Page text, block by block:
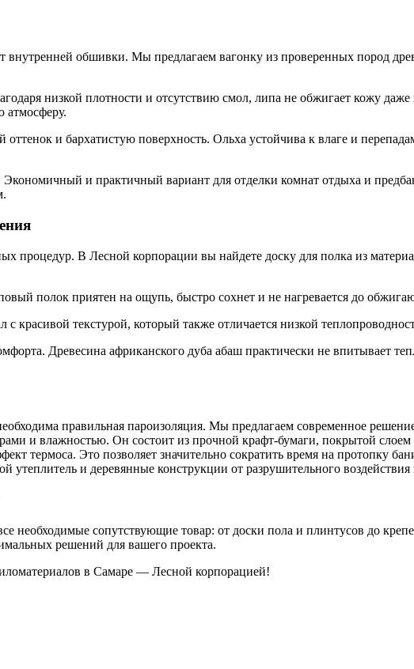
обшивки. Мы предлагаем вагонку из проверенных пород
низкой плотности и отсутствию смол, липа не обжигает кожу
и бархатистую поверхность. Ольха устойчива к влаге и
Экономичный и практичный вариант для отделки комнат отдыха и
процедур. В Лесной корпорации вы найдете доску для полка из
полок приятен на ощупь, быстро сохнет и не нагревается до
красивой текстурой, который также отличается низкой
Древесина африканского дуба абаш практически не впитывает
правильная пароизоляция. Мы предлагаем современное
и влажностью. Он состоит из прочной крафт-бумаги, покрытой
термоса. Это позволяет значительно сократить время на протопку
и деревянные конструкции от разрушительного воздействия
необходимые сопутствующие товар: от доски пола и плинтусов до
решений для вашего проекта.
в Самаре — Лесной корпорацией!